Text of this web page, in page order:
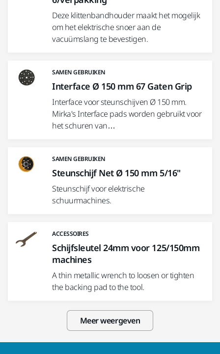
Deze klittenbandhouder maakt het mogelijk
om het elektrische snoer aan de
vacuümslang te bevestigen.
SAMEN GEBRUIKEN
Interface Ø 150 mm 67 Gaten Grip
Interface voor steunschijven Ø 150 mm.
Mirka's Interface pads worden gebruikt voor
het schuren van…
SAMEN GEBRUIKEN
Steunschijf Net Ø 150 mm 5/16"
Steunschijf voor elektrische
schuurmachines.
ACCESSOIRES
Schijfsleutel 24mm voor 125/150mm
machines
A thin metallic wrench to loosen or tighten
the backing pad to the tool.
Meer weergeven